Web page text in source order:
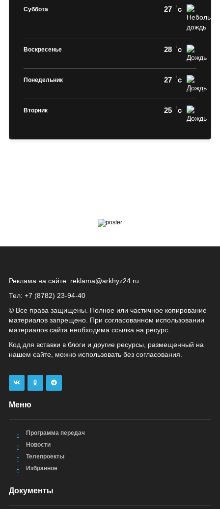
Суббота 27 c
Воскресенье 28 c
Понедельник 27 c
Вторник 25 c
Реклама на сайте: reklama@arkhyz24.ru
Тел: +7 (8782) 23‑94‑40
© Все права защищены. Полное или частичное копирование
материалов запрещено. При согласованном использовании
материалов сайта необходима ссылка на ресурс.
Код для вставки в блоги и другие ресурсы, размещенный на
нашем сайте, можно использовать без согласования.
Меню
Программа передач
Новости
Телепроекты
Избранное
Документы